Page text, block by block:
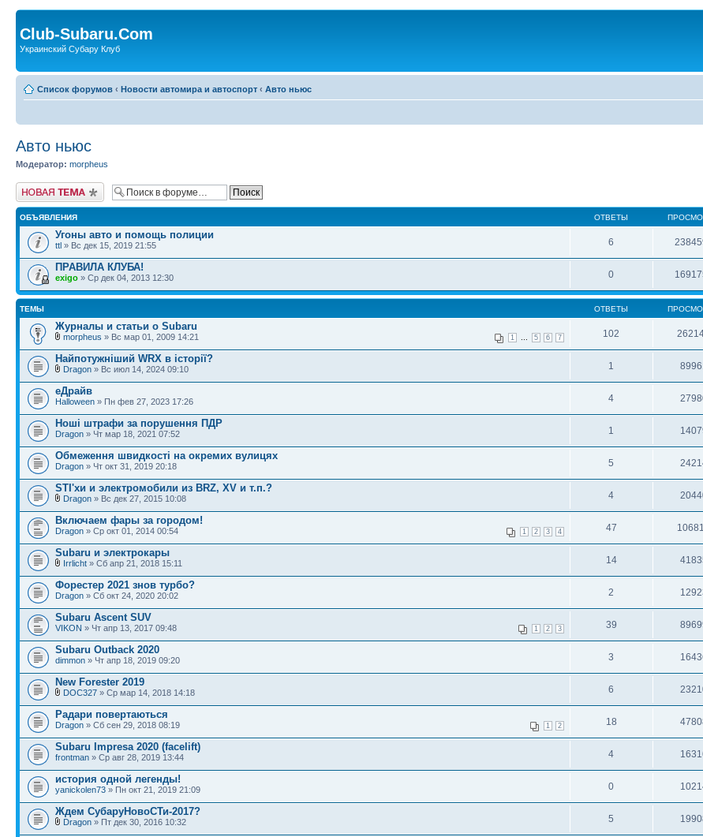
Club-Subaru.Com
Украинский Субару Клуб
Список форумов ‹ Новости автомира и автоспорт ‹ Авто ньюс
Авто ньюс
Модератор: morpheus
Новая тема
ОБЪЯВЛЕНИЯ ОТВЕТЫ
Угоны авто и помощь полиции
ttl » Вс дек 15, 2019 21:55 6
ПРАВИЛА КЛУБА!
exigo » Ср дек 04, 2013 12:30 0
ТЕМЫ ОТВЕТЫ
Журналы и статьи о Subaru
1 5 6 7
morpheus » Вс мар 01, 2009 14:21 102
Найпотужніший WRX в історії?
Dragon » Вс июл 14, 2024 09:10 1
еДрайв
Halloween » Пн фев 27, 2023 17:26 4
Ноші штрафи за порушення ПДР
Dragon » Чт мар 18, 2021 07:52 1
Обмеження швидкості на окремих вулицях
Dragon » Чт окт 31, 2019 20:18 5
STI'хи и электромобили из BRZ, XV и т.п.?
Dragon » Вс дек 27, 2015 10:08 4
Включаем фары за городом!
1 2 3 4
Dragon » Ср окт 01, 2014 00:54 47
Subaru и электрокары
Irrlicht » Сб апр 21, 2018 15:11 14
Форестер 2021 знов турбо?
Dragon » Сб окт 24, 2020 20:02 2
Subaru Ascent SUV
1 2 3
VIKON » Чт апр 13, 2017 09:48 39
Subaru Outback 2020
dimmon » Чт апр 18, 2019 09:20 3
New Forester 2019
DOC327 » Ср мар 14, 2018 14:18 6
Радари повертаються
1 2
Dragon » Сб сен 29, 2018 08:19 18
Subaru Impresa 2020 (facelift)
frontman » Ср авг 28, 2019 13:44 4
история одной легенды!
yanickolen73 » Пн окт 21, 2019 21:09 0
Ждем СубаруНовоСТи-2017?
Dragon » Пт дек 30, 2016 10:32 5